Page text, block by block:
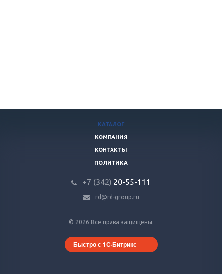
© 2026 Все права защищены.
Быстро с 1С-Битрикс
КАТАЛОГ
КОМПАНИЯ
КОНТАКТЫ
ПОЛИТИКА
+7 (342) 20-55-111
rd@rd-group.ru